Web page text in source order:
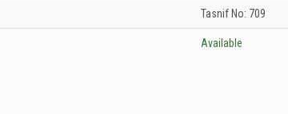
Kuşağı Tarımsal Araştırma Enstitüsü Müdürlüğü
Tasnif No: 709
Available